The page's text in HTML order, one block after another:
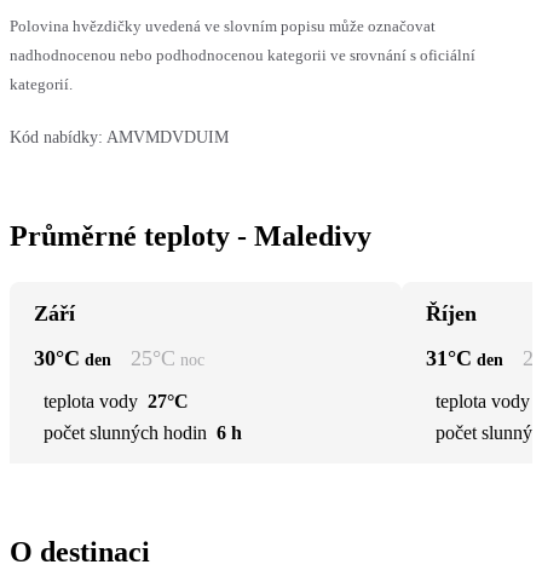
Polovina hvězdičky uvedená ve slovním popisu může označovat
nadhodnocenou nebo podhodnocenou kategorii ve srovnání s oficiální
kategorií.
Kód nabídky: AMVMDVDUIM
Průměrné teploty - Maledivy
Září
30°C den 25°C noc
teplota vody 27°C
počet slunných hodin 6 h
Říjen
31°C den
teplota vody
počet
O destinaci